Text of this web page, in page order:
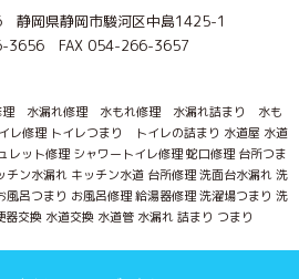
岡県静岡市駿河区中島1425-1
3656 FAX 054-266-3657
水漏れ修理 水もれ修理 水漏れ詰まり 水も
修理 トイレつまり トイレの詰まり 水道屋 水道
レット修理 シャワートイレ修理 蛇口修理 台所つま
チン水漏れ キッチン水道 台所修理 洗面台水漏れ 洗
呂つまり お風呂修理 給湯器修理 洗濯場つまり 洗
交換 水道交換 水道管 水漏れ 詰まり つまり